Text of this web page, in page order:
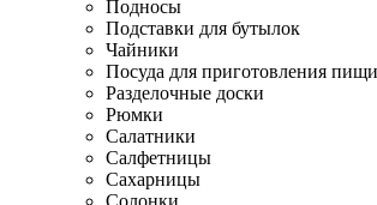
Подносы
Подставки для бутылок
Чайники
Посуда для приготовления пищи
Разделочные доски
Рюмки
Салатники
Салфетницы
Сахарницы
Солонки